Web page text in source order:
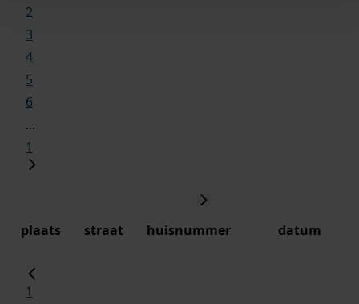
2
3
4
5
6
...
1
plaats straat huisnummer datum
1